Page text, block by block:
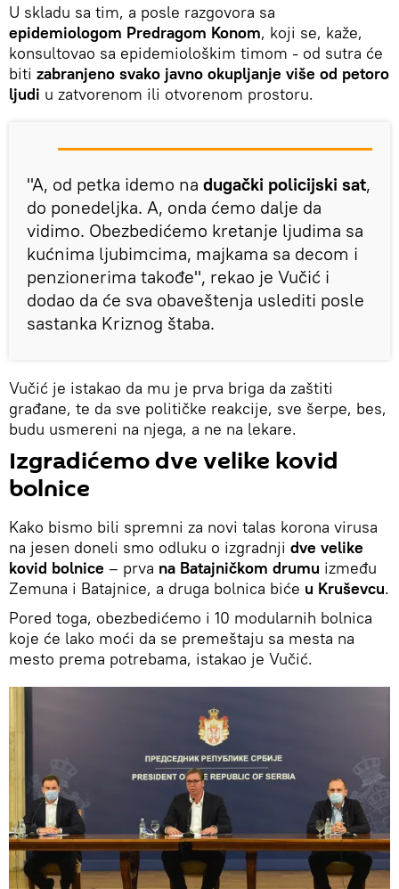
U skladu sa tim, a posle razgovora sa
epidemiologom Predragom Konom, koji se, kaže,
konsultovao sa epidemiološkim timom - od sutra će
biti zabranjeno svako javno okupljanje više od petoro
ljudi u zatvorenom ili otvorenom prostoru.
"A, od petka idemo na dugački policijski sat,
do ponedeljka. A, onda ćemo dalje da
vidimo. Obezbedićemo kretanje ljudima sa
kućnima ljubimcima, majkama sa decom i
penzionerima takođe", rekao je Vučić i
dodao da će sva obaveštenja uslediti posle
sastanka Kriznog štaba.
Vučić je istakao da mu je prva briga da zaštiti
građane, te da sve političke reakcije, sve šerpe, bes,
budu usmereni na njega, a ne na lekare.
Izgradićemo dve velike kovid
bolnice
Kako bismo bili spremni za novi talas korona virusa
na jesen doneli smo odluku o izgradnji dve velike
kovid bolnice – prva na Batajničkom drumu između
Zemuna i Batajnice, a druga bolnica biće u Kruševcu.
Pored toga, obezbedićemo i 10 modularnih bolnica
koje će lako moći da se premeštaju sa mesta na
mesto prema potrebama, istakao je Vučić.